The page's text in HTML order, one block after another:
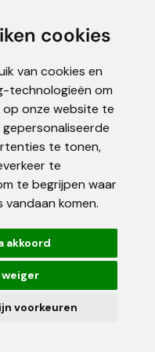
cookies
van cookies en
technologieën om
op onze website te
te tonen,
te
te begrijpen waar
komen.
akkoord
weiger
voorkeuren
en merknamen